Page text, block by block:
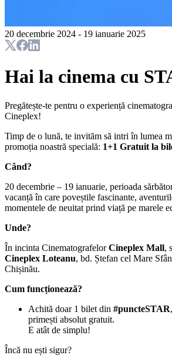
20 decembrie 2024 - 19 ianuarie 2025
Hai la cinema cu
Pregătește-te pentru o experiență
Cineplex!
Timp de o lună, te invităm să intri în lumea
promoția noastră specială: 1+1 Gratuit la
Când?
20 decembrie – 19 ianuarie, perioada
vacanță în care poveștile fascinante,
momentele de neuitat prind viață pe marele
Unde?
În incinta CinematografelorCineplex Mall,
Cineplex Loteanu, bd. Ștefan cel Mare
Chișinău.
Cum funcționează?
Achită doar 1 bilet din #puncteSTAR
primești absolut gratuit.
E atât de simplu!
Încă nu ești sigur?